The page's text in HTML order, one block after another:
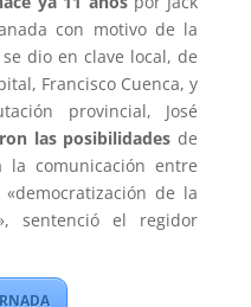
con motivo de la
dio en clave local, de
Francisco Cuenca, y
provincial, José
las posibilidadesde
comunicación entre
de la
sentenció el regidor